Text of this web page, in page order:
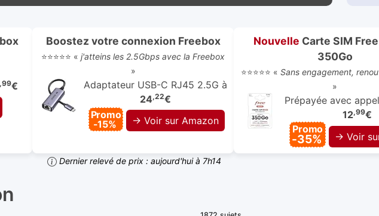
,99€
Boostez votre connexion Freebox
⭐⭐⭐⭐⭐ « j'atteins les 2.5Gbps avec la Freebox
»
Adaptateur USB-C RJ45 2.5G à
24,22€
Promo
-15%
→ Voir sur Amazon
Nouvelle Carte SIM
350Go
⭐⭐⭐⭐⭐ « Sans engagement,
»
Prépayée avec
12,99€
Promo
-35% → Voir
Dernier relevé de prix : aujourd'hui à 7h14